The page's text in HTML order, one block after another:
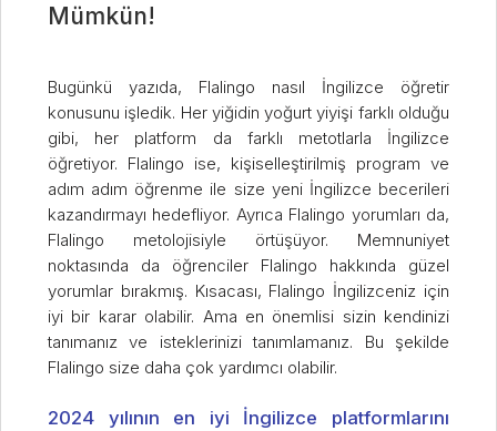
Mümkün!
Bugünkü yazıda, Flalingo nasıl İngilizce öğretir
konusunu işledik. Her yiğidin yoğurt yiyişi farklı olduğu
gibi, her platform da farklı metotlarla İngilizce
öğretiyor. Flalingo ise, kişiselleştirilmiş program ve
adım adım öğrenme ile size yeni İngilizce becerileri
kazandırmayı hedefliyor. Ayrıca Flalingo yorumları da,
Flalingo metolojisiyle örtüşüyor. Memnuniyet
noktasında da öğrenciler Flalingo hakkında güzel
yorumlar bırakmış. Kısacası, Flalingo İngilizceniz için
iyi bir karar olabilir. Ama en önemlisi sizin kendinizi
tanımanız ve isteklerinizi tanımlamanız. Bu şekilde
Flalingo size daha çok yardımcı olabilir.
2024 yılının en iyi İngilizce platformlarını